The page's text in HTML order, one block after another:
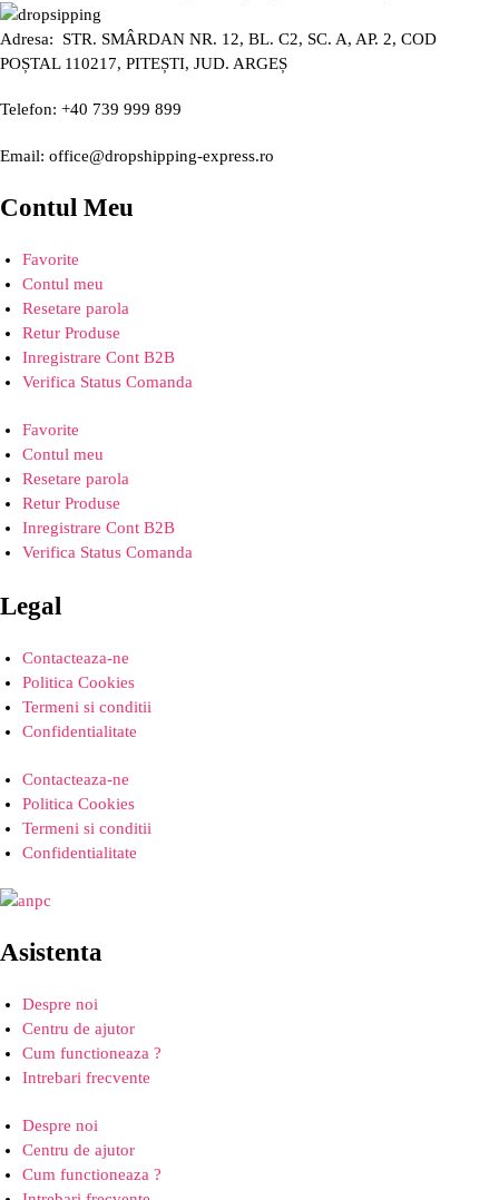
Adresa: STR. SMÂRDAN NR. 12, BL. C2, SC. A, AP. 2, COD
POȘTAL 110217, PITEȘTI, JUD. ARGEȘ
Telefon: +40 739 999 899
Email: office@dropshipping-express.ro
Contul Meu
Favorite
Contul meu
Resetare parola
Retur Produse
Inregistrare Cont B2B
Verifica Status Comanda
Favorite
Contul meu
Resetare parola
Retur Produse
Inregistrare Cont B2B
Verifica Status Comanda
Legal
Contacteaza-ne
Politica Cookies
Termeni si conditii
Confidentialitate
Contacteaza-ne
Politica Cookies
Termeni si conditii
Confidentialitate
Asistenta
Despre noi
Centru de ajutor
Cum functioneaza ?
Intrebari frecvente
Despre noi
Centru de ajutor
Cum functioneaza ?